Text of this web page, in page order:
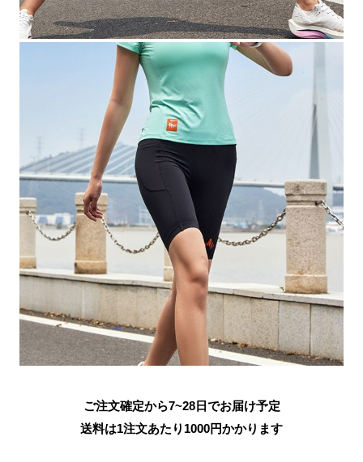
ご注文確定から7~28日でお届け予定
送料は1注文あたり 1000円かかります